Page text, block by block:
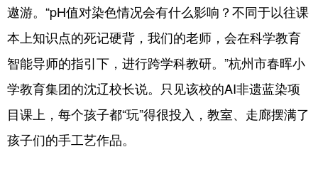
遨游。“pH值对染色情况会有什么影响？不同于以往课
本上知识点的死记硬背，我们的老师，会在科学教育
智能导师的指引下，进行跨学科教研。”杭州市春晖小
学教育集团的沈辽校长说。只见该校的AI非遗蓝染项
目课上，每个孩子都“玩”得很投入，教室、走廊摆满了
孩子们的手工艺作品。